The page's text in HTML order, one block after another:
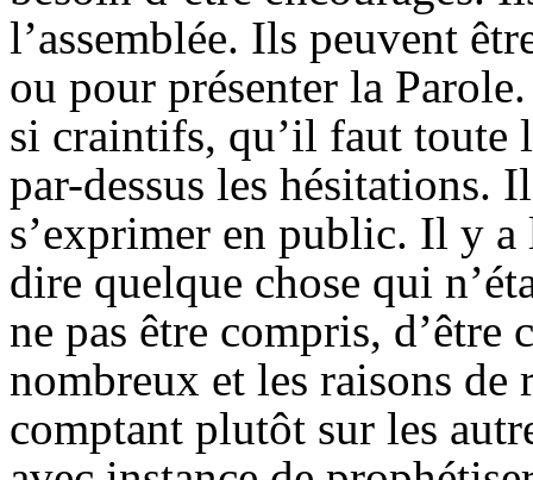
l’assemblée. Ils peuvent
ou pour présenter la
si craintifs, qu’il faut toute
par-dessus les hésitations.
s’exprimer en public. Il y
dire quelque chose qui
ne pas être compris,
nombreux et les raisons de
comptant plutôt sur les